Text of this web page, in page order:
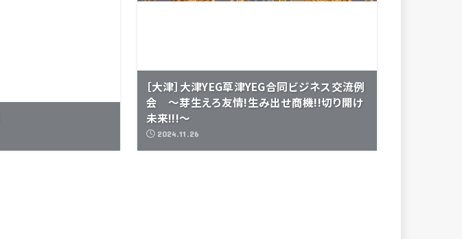
［大津］大津YEG草津YEG合同ビジネス交流例
会 ～芽生えろ友情!生み出せ商機!!切り開け
未来!!!～
2024.11.26